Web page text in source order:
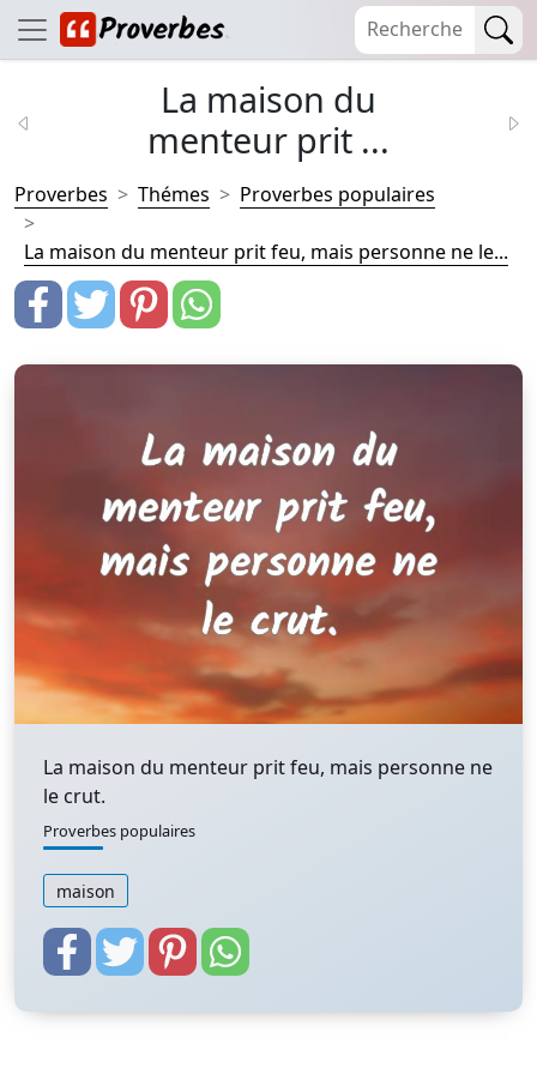
La maison du
menteur prit ...
Proverbes Thémes Proverbes populaires
La maison du menteur prit feu, mais personne ne le...
La maison du menteur prit feu, mais personne ne
le crut.
Proverbes populaires
maison